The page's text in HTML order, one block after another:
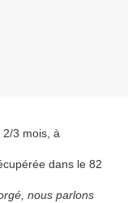
3 mois, à
dans le 82
nous parlons